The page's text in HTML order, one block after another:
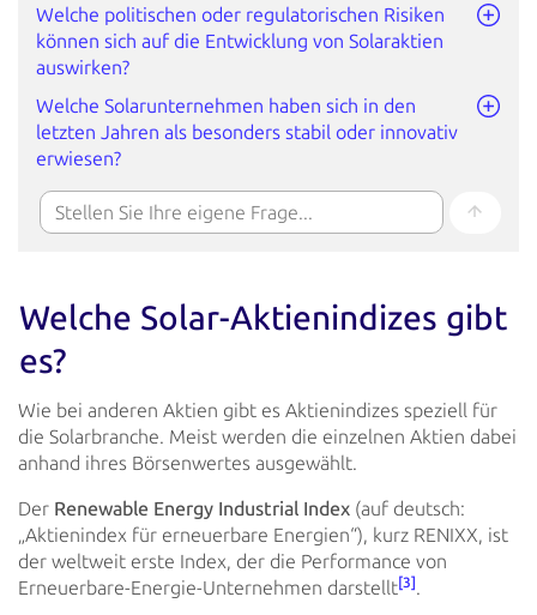
Welche politischen oder regulatorischen Risiken
können sich auf die Entwicklung von Solaraktien
auswirken?
Welche Solarunternehmen haben sich in den
letzten Jahren als besonders stabil oder innovativ
erwiesen?
Welche Solar-Aktienindizes gibt
es?
Wie bei anderen Aktien gibt es Aktienindizes speziell für
die Solarbranche. Meist werden die einzelnen Aktien dabei
anhand ihres Börsenwertes ausgewählt.
Der Renewable Energy Industrial Index (auf deutsch:
„Aktienindex für erneuerbare Energien“), kurz RENIXX, ist
der weltweit erste Index, der die Performance von
Erneuerbare-Energie-Unternehmen darstellt[3] .